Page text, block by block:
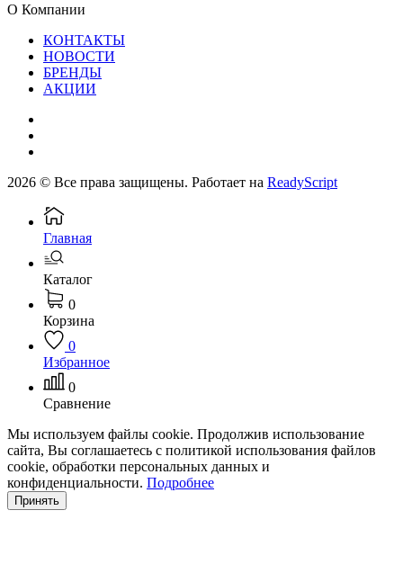
О Компании
КОНТАКТЫ
НОВОСТИ
БРЕНДЫ
АКЦИИ
2026 © Все права защищены. Работает на ReadyScript
Главная
Каталог
0
Корзина
0
Избранное
0
Сравнение
Мы используем файлы cookie. Продолжив использование
сайта, Вы соглашаетесь с политикой использования файлов
cookie, обработки персональных данных и
конфиденциальности. Подробнее
Принять